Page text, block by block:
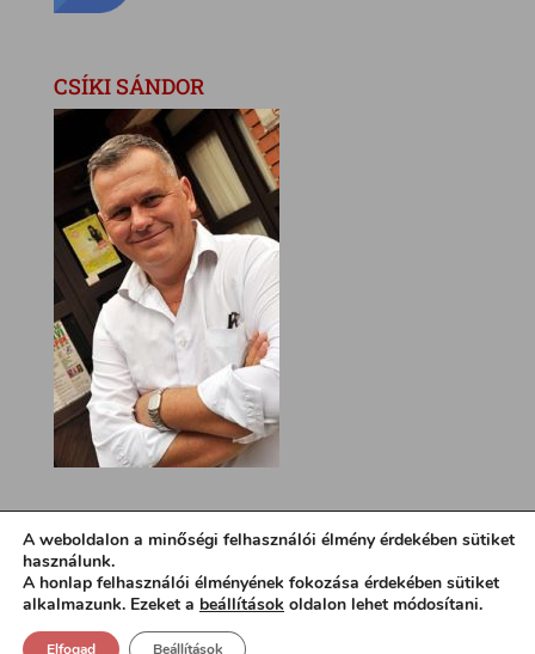
CSÍKI SÁNDOR
A weboldalon a minőségi felhasználói élmény érdekében sütiket
használunk.
A honlap felhasználói élményének fokozása érdekében sütiket
alkalmazunk. Ezeket a beállítások oldalon lehet módosítani.
Elfogad Beállítások